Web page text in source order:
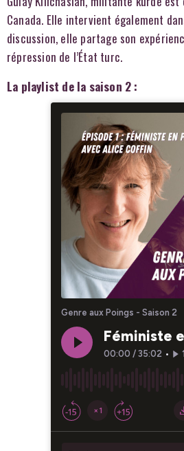
Canada. Elle intervient également
discussion, elle partage son
répression de l’État turc.
La playlist de la saison 2 :